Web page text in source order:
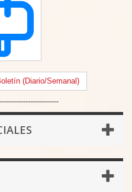
(Diario/Semanal)